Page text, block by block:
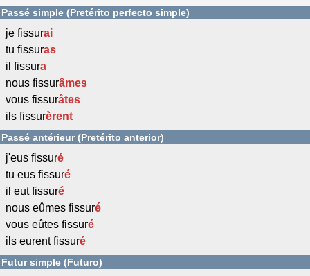
Passé simple (Pretérito perfecto simple)
je fissurai
tu fissuras
il fissura
nous fissurâmes
vous fissurâtes
ils fissurèrent
Passé antérieur (Pretérito anterior)
j'eus fissuré
tu eus fissuré
il eut fissuré
nous eûmes fissuré
vous eûtes fissuré
ils eurent fissuré
Futur simple (Futuro)